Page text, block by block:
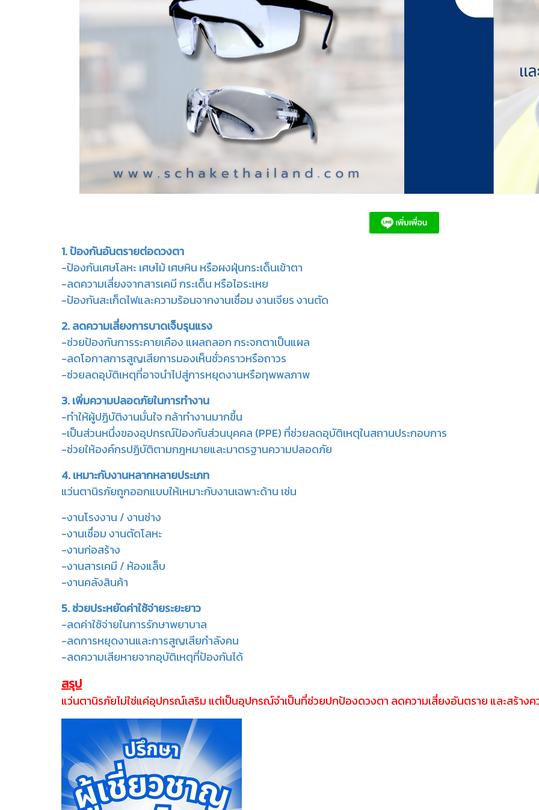
1. ป้องกันอันตรายต่อดวงตา
-ป้องกันเศษโลหะ เศษไม้ เศษหิน หรือผงฝุ่นกระเด็นเข้าตา
-ลดความเสี่ยงจากสารเคมี กระเด็น หรือไอระเหย
-ป้องกันสะเก็ดไฟและความร้อนจากงานเชื่อม งานเจียร งานตัด
2. ลดความเสี่ยงการบาดเจ็บรุนแรง
-ช่วยป้องกันการระคายเคือง แผลถลอก กระจกตาเป็นแผล
-ลดโอกาสการสูญเสียการมองเห็นชั่วคราวหรือถาวร
-ช่วยลดอุบัติเหตุที่อาจนำไปสู่การหยุดงานหรือทุพพลภาพ
3. เพิ่มความปลอดภัยในการทำงาน
-ทำให้ผู้ปฏิบัติงานมั่นใจ กล้าทำงานมากขึ้น
-เป็นส่วนหนึ่งของอุปกรณ์ป้องกันส่วนบุคคล (PPE) ที่ช่วยลดอุบัติเหตุในสถานประกอบการ
-ช่วยให้องค์กรปฏิบัติตามกฎหมายและมาตรฐานความปลอดภัย
4. เหมาะกับงานหลากหลายประเภท
แว่นตานิรภัยถูกออกแบบให้เหมาะกับงานเฉพาะด้าน เช่น
-งานโรงงาน / งานช่าง
-งานเชื่อม งานตัดโลหะ
-งานก่อสร้าง
-งานสารเคมี / ห้องแล็บ
-งานคลังสินค้า
5. ช่วยประหยัดค่าใช้จ่ายระยะยาว
-ลดค่าใช้จ่ายในการรักษาพยาบาล
-ลดการหยุดงานและการสูญเสียกำลังคน
-ลดความเสียหายจากอุบัติเหตุที่ป้องกันได้
สรุป
แว่นตานิรภัยไม่ใช่แค่อุปกรณ์เสริม แต่เป็นอุปกรณ์จำเป็นที่ช่วยปกป้องดวงตา ลดความเสี่ยงอันตราย และสร้าง